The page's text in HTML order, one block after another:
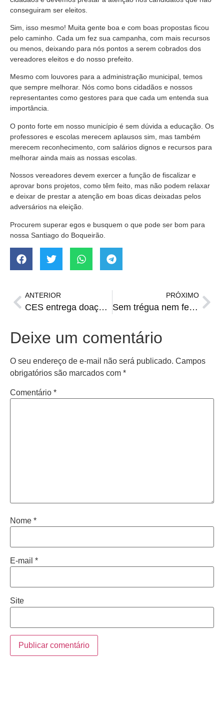
conseguiram ser eleitos.
Sim, isso mesmo! Muita gente boa e com boas propostas ficou
pelo caminho. Cada um fez sua campanha, com mais recursos
ou menos, deixando para nós pontos a serem cobrados dos
vereadores eleitos e do nosso prefeito.
Mesmo com louvores para a administração municipal, temos
que sempre melhorar. Nós como bons cidadãos e nossos
representantes como gestores para que cada um entenda sua
importância.
O ponto forte em nosso município é sem dúvida a educação. Os
professores e escolas merecem aplausos sim, mas também
merecem reconhecimento, com salários dignos e recursos para
melhorar ainda mais as nossas escolas.
Nossos vereadores devem exercer a função de fiscalizar e
aprovar bons projetos, como têm feito, mas não podem relaxar
e deixar de prestar a atenção em boas dicas deixadas pelos
adversários na eleição.
Procurem superar egos e busquem o que pode ser bom para
nossa Santiago do Boqueirão.
ANTERIOR
CES entrega doação de mais de R$ 150 mil ao GHS
PRÓXIMO
Sem trégua nem feriado para o vírus
Deixe um comentário
O seu endereço de e-mail não será publicado. Campos
obrigatórios são marcados com *
Comentário *
Nome *
E-mail *
Site